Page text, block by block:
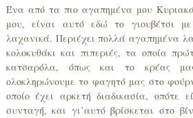
Ένα από τα πιο αγαπημένα μου
μου, είναι αυτό εδώ το γιουβέτσι
λαχανικά. Περιέχει πολλά αγαπημένα
κολοκυθάκι και πιπεριές, τα οποία
κατσαρόλα, όπως και το κρέας
ολοκληρώνουμε το φαγητό μας στο
οποίο έχει αρκετή διαδικασία, οπότε
συνταγή, και γι’αυτό βρίσκεται στο